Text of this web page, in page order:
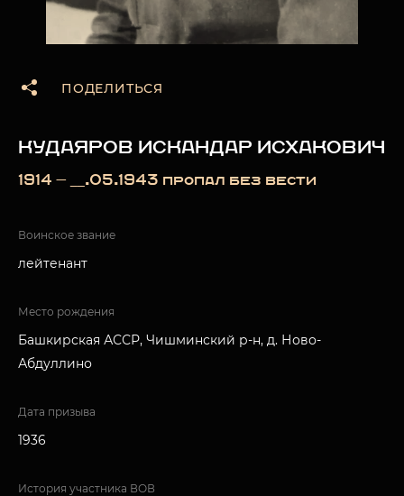
ПОДЕЛИТЬСЯ
КУДАЯРОВ ИСКАНДАР ИСХАКОВИЧ
1914 — __.05.1943 пропал без вести
Воинское звание
лейтенант
Место рождения
Башкирская АССР, Чишминский р-н, д. Ново-
Абдуллино
Дата призыва
1936
История участника ВОВ